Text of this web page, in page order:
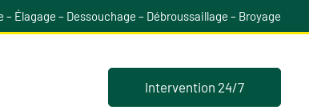
– Élagage – Dessouchage – Débroussaillage – Broyage
Intervention 24/7